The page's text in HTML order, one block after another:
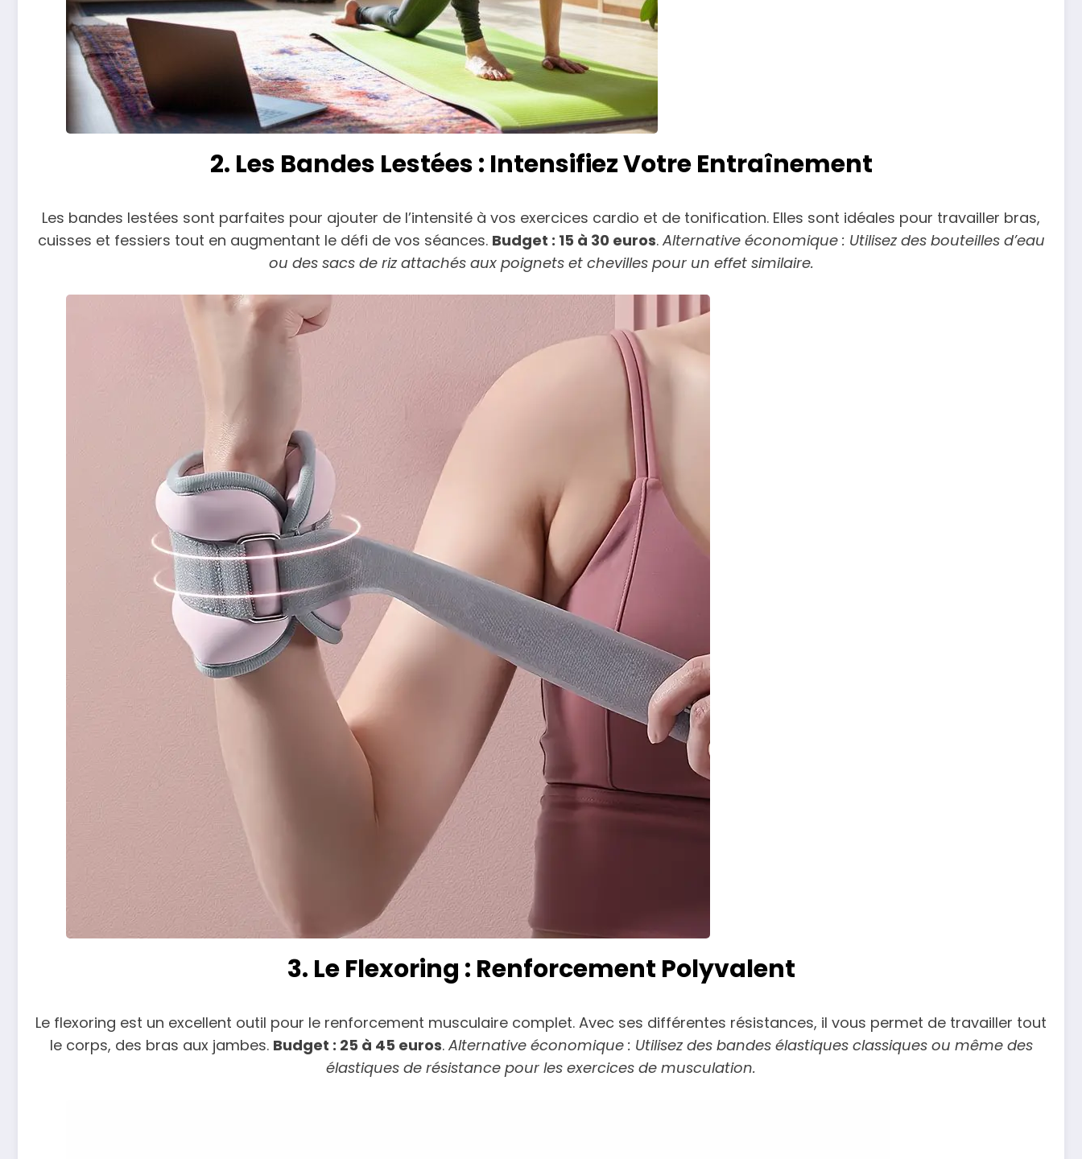
2. Les Bandes Lestées : Intensifiez Votre Entraînement
Les bandes lestées sont parfaites pour ajouter de l’intensité à vos exercices cardio et de tonification. Elles sont idéales pour travailler bras,
cuisses et fessiers tout en augmentant le défi de vos séances. Budget : 15 à 30 euros. Alternative économique : Utilisez des bouteilles d’eau
ou des sacs de riz attachés aux poignets et chevilles pour un effet similaire.
3. Le Flexoring : Renforcement Polyvalent
Le flexoring est un excellent outil pour le renforcement musculaire complet. Avec ses différentes résistances, il vous permet de travailler tout
le corps, des bras aux jambes. Budget : 25 à 45 euros. Alternative économique : Utilisez des bandes élastiques classiques ou même des
élastiques de résistance pour les exercices de musculation.